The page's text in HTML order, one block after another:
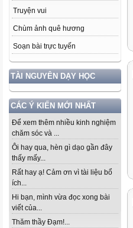
Truyện vui
Chùm ảnh quê hương
Soạn bài trực tuyến
TÀI NGUYÊN DẠY HỌC
CÁC Ý KIẾN MỚI NHẤT
Để xem thêm nhiều kinh nghiệm
chăm sóc và ...
Ôi hay qua, hèn gì dạo gần đây
thấy mấy...
Rất hay ạ! Cảm ơn vì tài liệu bổ
ích...
Hi bạn, mình vừa đọc xong bài
viết của...
Thăm thầy Đạm!...